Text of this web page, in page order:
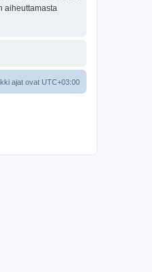
aiheuttamasta
ajat ovat UTC+03:00